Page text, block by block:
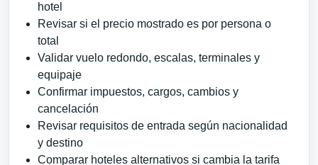
hotel
Revisar si el precio mostrado es por persona o
total
Validar vuelo redondo, escalas, terminales y
equipaje
Confirmar impuestos, cargos, cambios y
cancelación
Revisar requisitos de entrada según nacionalidad
y destino
Comparar hoteles alternativos si cambia la tarifa